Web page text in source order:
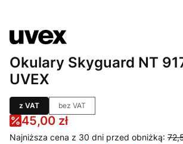
Okulary Skyguard NT
UVEX
z VAT bez VAT
45,00 zł
Najniższa cena z 30 dni przed obniżką: